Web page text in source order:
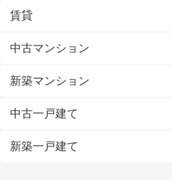
賃貸
中古マンション
新築マンション
中古一戸建て
新築一戸建て